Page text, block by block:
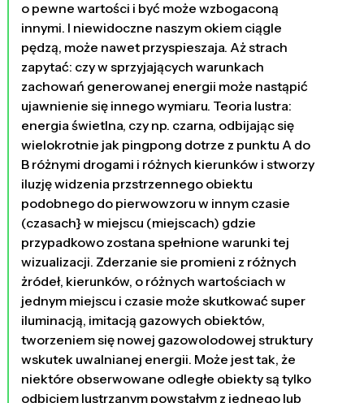
o pewne wartości i być może wzbogaconą
innymi. I niewidoczne naszym okiem ciągle
pędzą, może nawet przyspieszaja. Aż strach
zapytać: czy w sprzyjających warunkach
zachowań generowanej energii może nastąpić
ujawnienie się innego wymiaru. Teoria lustra:
energia świetlna, czy np. czarna, odbijając się
wielokrotnie jak pingpong dotrze z punktu A do
B różnymi drogami i różnych kierunków i stworzy
iluzję widzenia przstrzennego obiektu
podobnego do pierwowzoru w innym czasie
(czasach} w miejscu (miejscach) gdzie
przypadkowo zostana spełnione warunki tej
wizualizacji. Zderzanie sie promieni z różnych
żródeł, kierunków, o różnych wartościach w
jednym miejscu i czasie może skutkować super
iluminacją, imitacją gazowych obiektów,
tworzeniem się nowej gazowolodowej struktury
wskutek uwalnianej energii. Może jest tak, że
niektóre obserwowane odległe obiekty są tylko
odbiciem lustrzanym powstałym z jednego lub